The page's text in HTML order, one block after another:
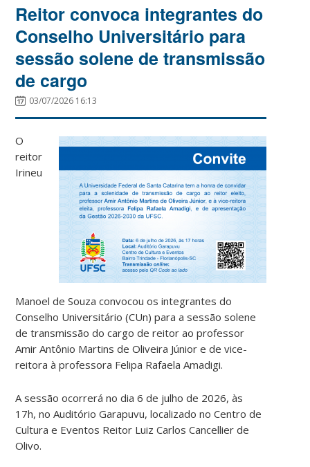
Reitor convoca integrantes do
Conselho Universitário para
sessão solene de transmissão
de cargo
03/07/2026 16:13
O
reitor
Irineu
Manoel de Souza convocou os integrantes do
Conselho Universitário (CUn) para a sessão solene
de transmissão do cargo de reitor ao professor
Amir Antônio Martins de Oliveira Júnior e de vice-
reitora à professora Felipa Rafaela Amadigi.
A sessão ocorrerá no dia 6 de julho de 2026, às
17h, no Auditório Garapuvu, localizado no Centro de
Cultura e Eventos Reitor Luiz Carlos Cancellier de
Olivo.